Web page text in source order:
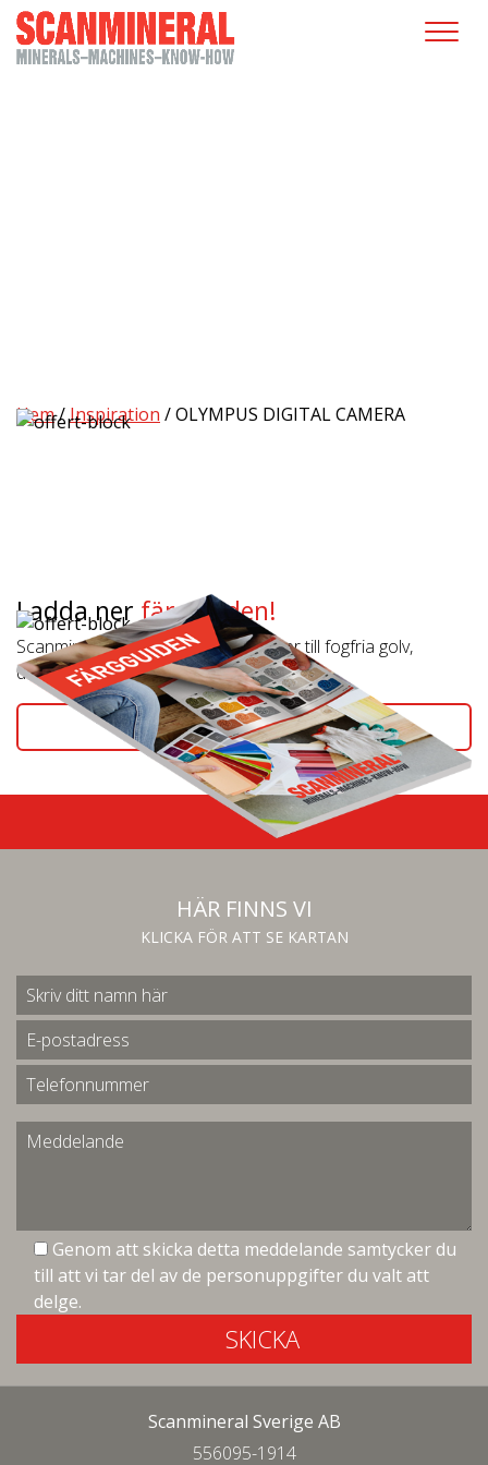
Hem/Inspiration /OLYMPUS DIGITAL CAMERA
Ladda ner färgguiden!
Scanmineral är din leverantör av filler till fogfria golv,
dekorativa golv och utomhusmiljöer.
KLICKA HÄR
HÄR FINNS VI
KLICKA FÖR ATT SE KARTAN
Genom att skicka detta meddelande samtycker du
till att vi tar del av de personuppgifter du valt att
delge.
SKICKA
Scanmineral Sverige AB
556095-1914